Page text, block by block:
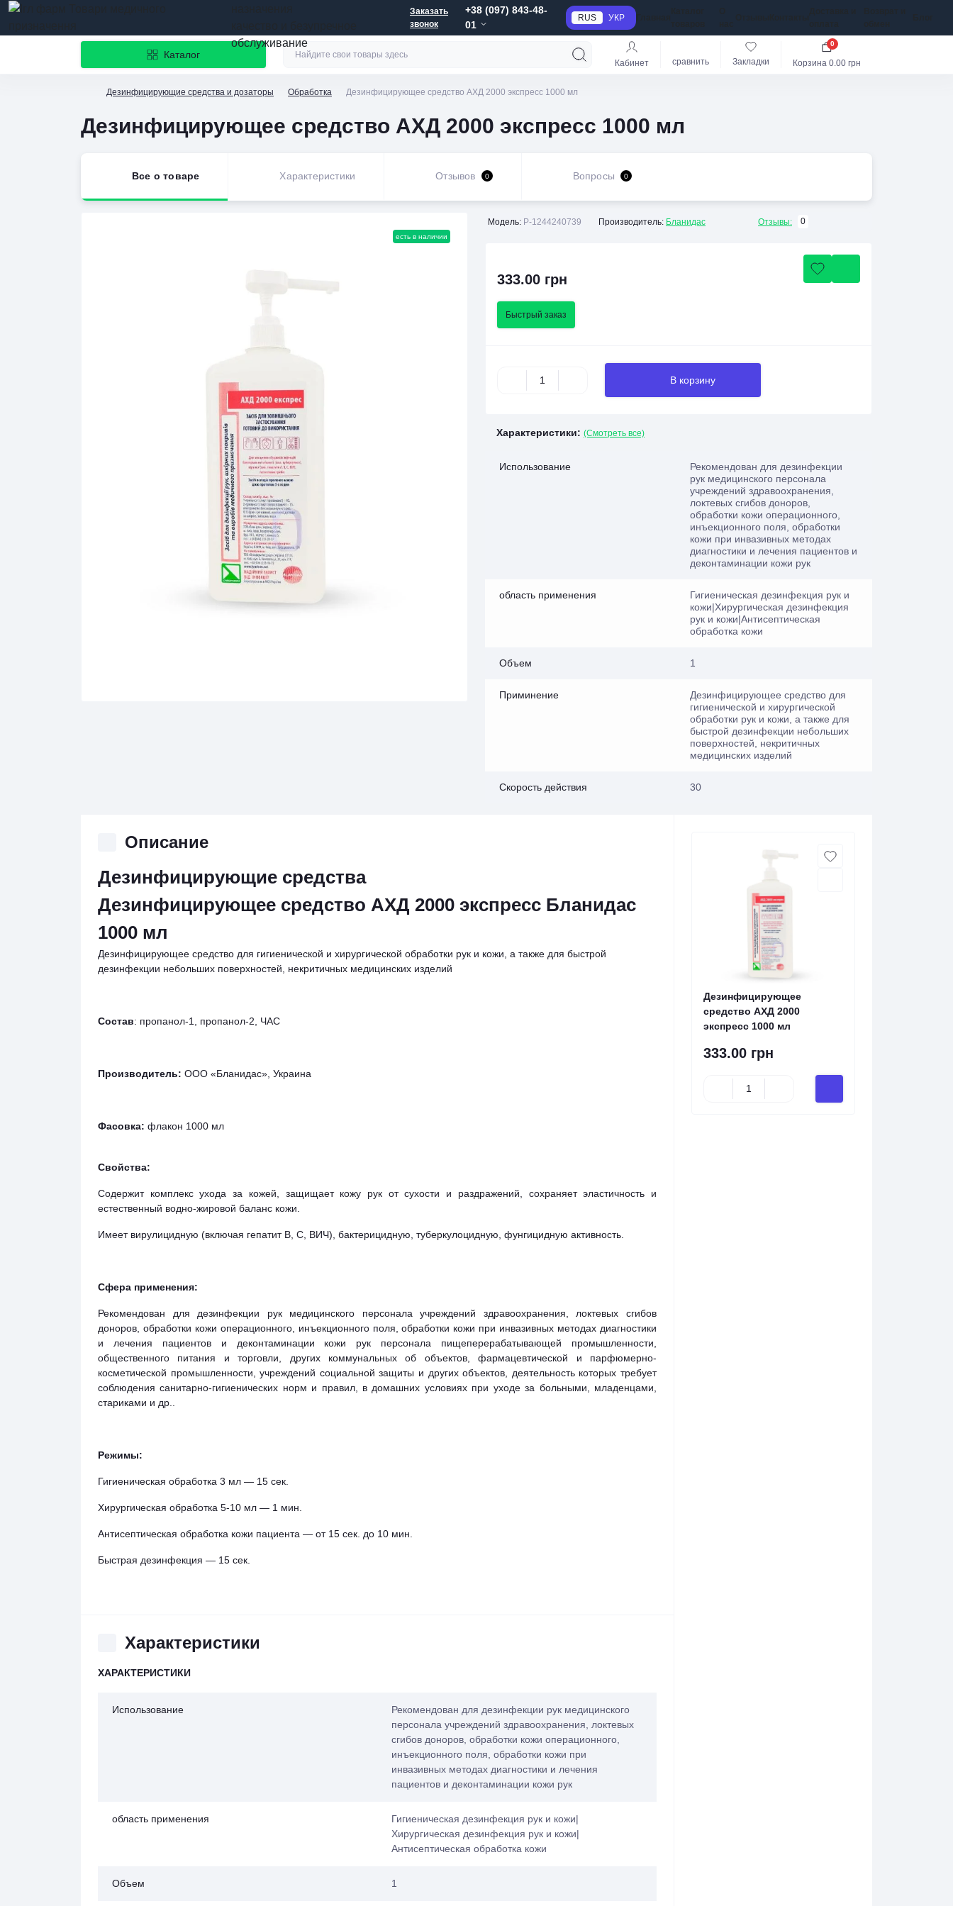
обслуживание
Заказать
звонок
+38 (097) 843-48-
01
RUS УКР
Каталог
Кабинет сравнить Закладки Корзина 0.00 грн
0
Дезинфицирующие средства и дозаторы Обработка Дезинфицирующее средство АХД 2000 экспресс 1000 мл
Дезинфицирующее средство АХД 2000 экспресс 1000 мл
Все о товаре Характеристики Отзывов 0 Вопросы 0
есть в наличии
Модель: P-1244240739 Производитель: Бланидас Отзывы: 0
333.00 грн
Быстрый заказ
В корзину
Характеристики: (Смотреть все)
Использование
Рекомендован для дезинфекции
рук медицинского персонала
учреждений здравоохранения,
локтевых сгибов доноров,
обработки кожи операционного,
инъекционного поля, обработки
кожи при инвазивных методах
диагностики и лечения пациентов и
деконтаминации кожи рук
область применения
Гигиеническая дезинфекция рук и
кожи|Хирургическая дезинфекция
рук и кожи|Антисептическая
обработка кожи
Объем 1
Приминение
Дезинфицирующее средство для
гигиенической и хирургической
обработки рук и кожи, а также для
быстрой дезинфекции небольших
поверхностей, некритичных
медицинских изделий
Скорость действия 30
Описание
Дезинфицирующие средства
Дезинфицирующее средство АХД 2000 экспресс Бланидас
1000 мл
Дезинфицирующее средство для гигиенической и хирургической обработки рук и кожи, а также для быстрой
дезинфекции небольших поверхностей, некритичных медицинских изделий
Состав: пропанол-1, пропанол-2, ЧАС
Производитель: ООО «Бланидас», Украина
Фасовка: флакон 1000 мл
Свойства:
Содержит комплекс ухода за кожей, защищает кожу рук от сухости и раздражений, сохраняет эластичность и
естественный водно-жировой баланс кожи.
Имеет вирулицидную (включая гепатит В, С, ВИЧ), бактерицидную, туберкулоцидную, фунгицидную активность.
Сфера применения:
Рекомендован для дезинфекции рук медицинского персонала учреждений здравоохранения, локтевых сгибов
доноров, обработки кожи операционного, инъекционного поля, обработки кожи при инвазивных методах диагностики
и лечения пациентов и деконтаминации кожи рук персонала пищеперерабатывающей промышленности,
общественного питания и торговли, других коммунальных об объектов, фармацевтической и парфюмерно-
косметической промышленности, учреждений социальной защиты и других объектов, деятельность которых требует
соблюдения санитарно-гигиенических норм и правил, в домашних условиях при уходе за больными, младенцами,
стариками и др..
Режимы:
Гигиеническая обработка 3 мл ― 15 сек.
Хирургическая обработка 5-10 мл ― 1 мин.
Антисептическая обработка кожи пациента ― от 15 сек. до 10 мин.
Быстрая дезинфекция ― 15 сек.
Характеристики
ХАРАКТЕРИСТИКИ
Использование
Рекомендован для дезинфекции рук медицинского
персонала учреждений здравоохранения, локтевых
сгибов доноров, обработки кожи операционного,
инъекционного поля, обработки кожи при
инвазивных методах диагностики и лечения
пациентов и деконтаминации кожи рук
область применения
Гигиеническая дезинфекция рук и кожи|
Хирургическая дезинфекция рук и кожи|
Антисептическая обработка кожи
Объем 1
Дезинфицирующее
средство АХД 2000
экспресс 1000 мл
333.00 грн